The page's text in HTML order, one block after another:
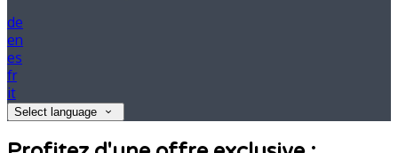
de
en
es
fr
it
Select language